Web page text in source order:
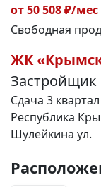
от 50 508 ₽/
Свободная
ЖК
Застройщик
Сдача 3
Республика
Шулейкина ул.